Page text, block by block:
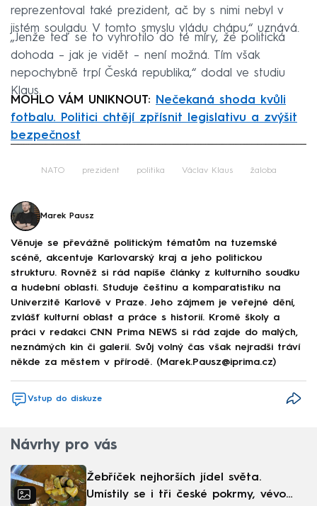
reprezentoval také prezident, ač by s nimi nebyl v
jistém souladu. V tomto smyslu vládu chápu,“ uznává.
„Jenže teď se to vyhrotilo do té míry, že politická
dohoda – jak je vidět – není možná. Tím však
nepochybně trpí Česká republika,“ dodal ve studiu
Klaus.
MOHLO VÁM UNIKNOUT:
Nečekaná shoda kvůli
fotbalu. Politici chtějí zpřísnit legislativu a zvýšit
bezpečnost
NATO prezident politika Václav Klaus žaloba
Marek Pausz
Věnuje se převážně politickým tématům na tuzemské
scéně, akcentuje Karlovarský kraj a jeho politickou
strukturu. Rovněž si rád napíše články z kulturního soudku
a hudební oblasti. Studuje češtinu a komparatistiku na
Univerzitě Karlově v Praze. Jeho zájmem je veřejné dění,
zvlášť kulturní oblast a práce s historií. Kromě školy a
práci v redakci CNN Prima NEWS si rád zajde do malých,
neznámých kin či galerií. Svůj volný čas však nejradši tráví
někde za městem v přírodě. (Marek.Pausz@iprima.cz)
Vstup do diskuze
Návrhy pro vás
Žebříček nejhorších jídel světa.
Umístily se i tři české pokrmy, vévodí